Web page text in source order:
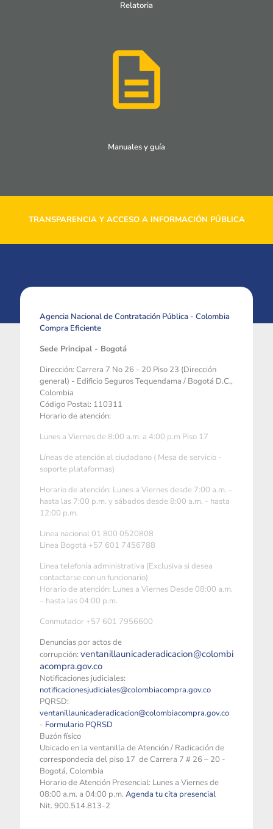
Relatoria
Manuales y guía
TRANSPARENCIA Y ACCESO A INFORMACIÓN PÚBLICA
Agencia Nacional de Contratación Pública - Colombia
Compra Eficiente
Sede Principal - Bogotá
Dirección: Carrera 7 No 26 - 20 Piso 23 (Dirección
general) - Edificio Seguros Tequendama / Bogotá D.C.,
Colombia
Código Postal: 110311
Horario de atención:
Lunes a Viernes de 8:00 a.m. a 4:00 p.m Piso 17
Líneas de atención al ciudadano ( Mesa de servicio -
soporte plataformas)
Horario de atención: Lunes a Viernes desde 7:00 a.m. –
hasta las 7:00 p.m. y sábados desde 8:00 a.m. - hasta
12:00 p.m.
Linea nacional 01 800 0520808
Linea Bogotá +57 601 7456788
Linea telefonía administrativa (Exclusiva si desea
contactarse con un funcionario)
Horario de atención: Lunes a Viernes Desde 08:00 a.m.
– hasta las 04:00 p.m.
Conmutador +57 601 7956600
Denuncias por actos de
corrupción: ventanillaunicaderadicacion@colombi
acompra.gov.co
Notificaciones judiciales:
notificacionesjudiciales@colombiacompra.gov.co
PQRSD:
ventanillaunicaderadicacion@colombiacompra.gov.co
- Formulario PQRSD
Buzón físico
Ubicado en la ventanilla de Atención / Radicación de
correspondecia del piso 17 de Carrera 7 # 26 – 20 -
Bogotá, Colombia
Horario de Atención Presencial: Lunes a Viernes de
08:00 a.m. a 04:00 p.m. Agenda tu cita presencial
Nit. 900.514.813-2